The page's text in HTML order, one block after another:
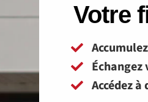
Votre
Accédez